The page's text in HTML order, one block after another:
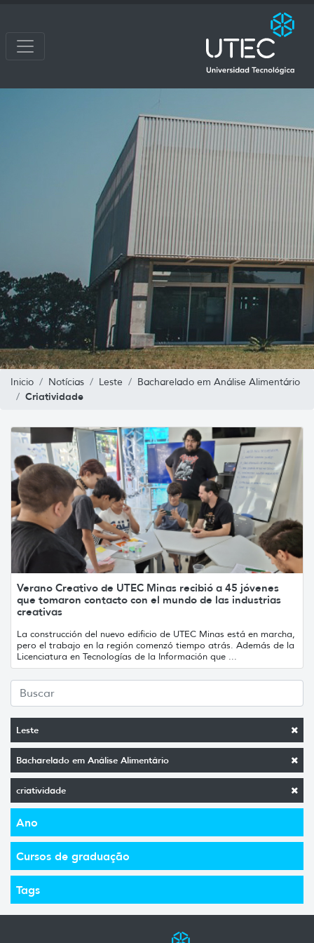
Inicio Notícias Leste Bacharelado em Análise Alimentário
Criatividade
Leste
Bacharelado em Análise Alimentário
criatividade
Ano
Cursos de graduação
Tags
Verano Creativo de UTEC Minas recibió a 45 jóvenes
que tomaron contacto con el mundo de las industrias
creativas
La construcción del nuevo edificio de UTEC Minas está en marcha,
pero el trabajo en la región comenzó tiempo atrás. Además de la
Licenciatura en Tecnologías de la Información que ...